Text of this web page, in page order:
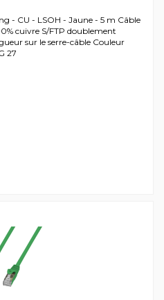
- CU - LSOH - Jaune - 5 m Câble
cuivre S/FTP doublement
sur le serre-câble Couleur
27